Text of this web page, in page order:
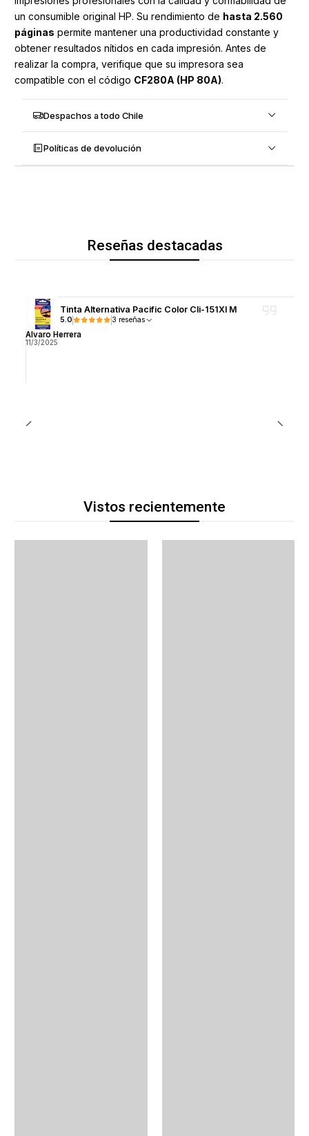
un consumible original HP. Su rendimiento de hasta 2.560
páginas permite mantener una productividad constante y
obtener resultados nítidos en cada impresión. Antes de
realizar la compra, verifique que su impresora sea
compatible con el código CF280A (HP 80A).
Despachos a todo Chile
Políticas de devolución
Reseñas destacadas
Tinta Alternativa Pacific Color Cli-151Xl M
5.0 3 reseñas
Alvaro Herrera
11/3/2025
Vistos recientemente